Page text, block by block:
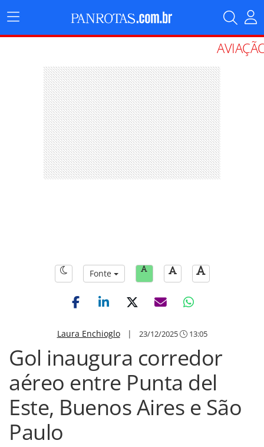
Menu
Principal
Fonte
Laura Enchioglo| 23/12/2025 13:05
Gol inaugura corredor
aéreo entre Punta del
Este, Buenos Aires e São
Paulo